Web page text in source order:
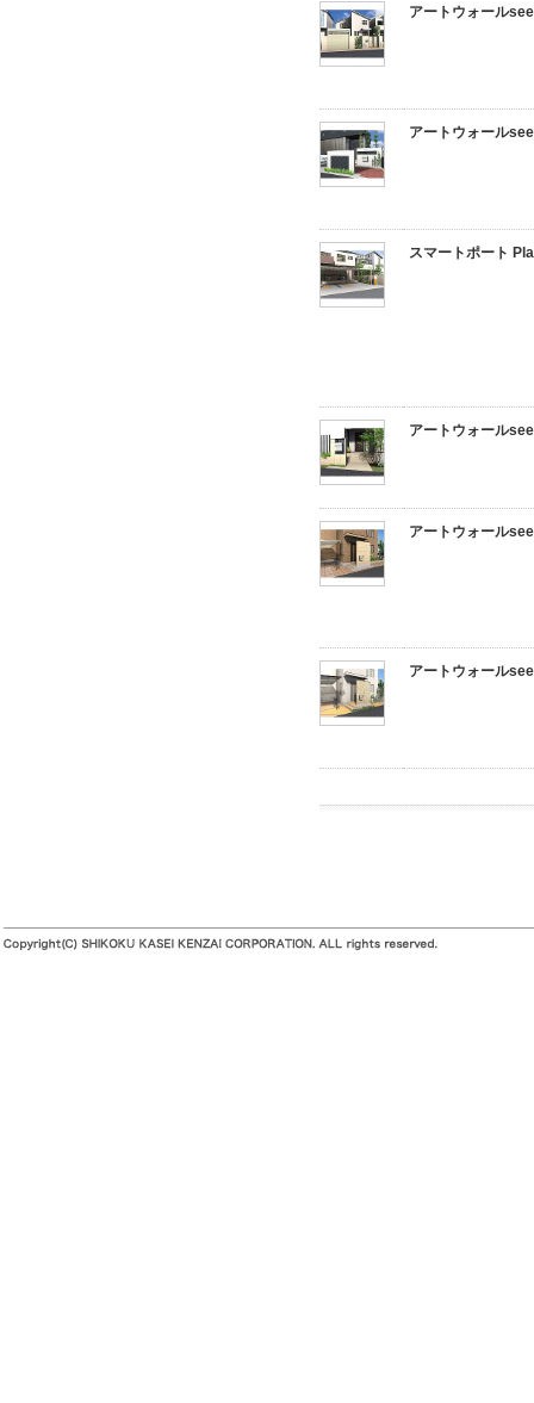
アートウォール
アートウォール
スマートポート
アートウォール
アートウォール
アートウォール